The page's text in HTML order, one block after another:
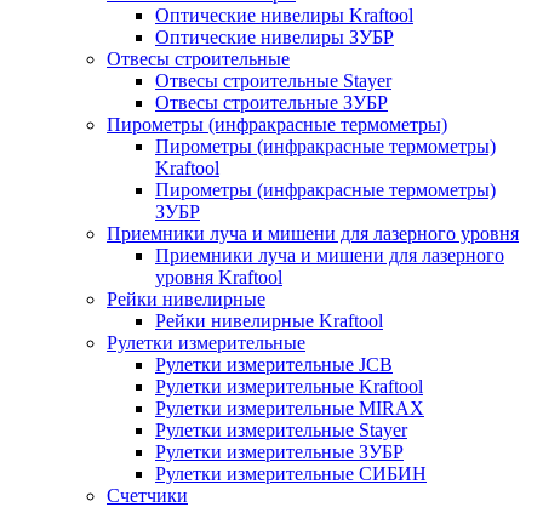
Оптические нивелиры Kraftool
Оптические нивелиры ЗУБР
Отвесы строительные
Отвесы строительные Stayer
Отвесы строительные ЗУБР
Пирометры (инфракрасные термометры)
Пирометры (инфракрасные термометры)
Kraftool
Пирометры (инфракрасные термометры)
ЗУБР
Приемники луча и мишени для лазерного уровня
Приемники луча и мишени для лазерного
уровня Kraftool
Рейки нивелирные
Рейки нивелирные Kraftool
Рулетки измерительные
Рулетки измерительные JCB
Рулетки измерительные Kraftool
Рулетки измерительные MIRAX
Рулетки измерительные Stayer
Рулетки измерительные ЗУБР
Рулетки измерительные СИБИН
Счетчики